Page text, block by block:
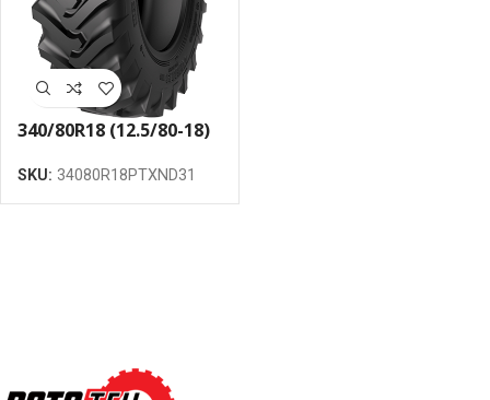
340/80R18 (12.5/80-18)
143A8 TL riepa
SKU: 34080R18PTXND31